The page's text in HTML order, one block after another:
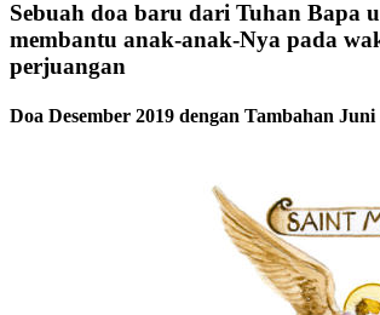
Sebuah doa baru dari Tuhan Bapa
membantu anak-anak-Nya pada
perjuangan
Doa Desember 2019 dengan Tambahan Juni